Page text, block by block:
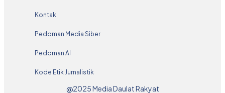
Kontak
Pedoman Media Siber
Pedoman AI
Kode Etik Jurnalistik
@2025 Media Daulat Rakyat